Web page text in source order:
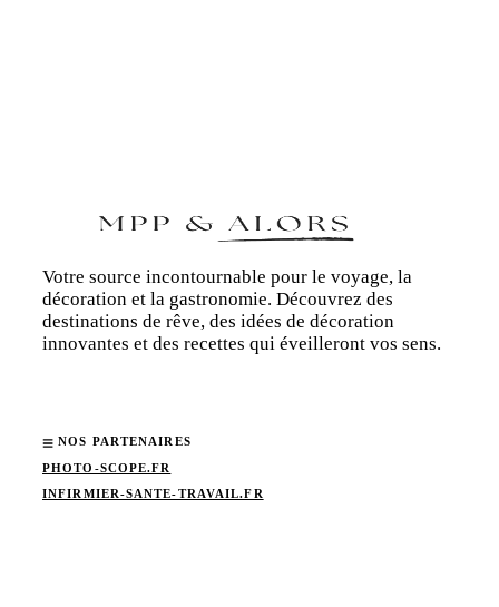
Votre source incontournable pour le voyage, la
décoration et la gastronomie. Découvrez des
destinations de rêve, des idées de décoration
innovantes et des recettes qui éveilleront vos sens.
NOS PARTENAIRES
PHOTO-SCOPE.FR
INFIRMIER-SANTE-TRAVAIL.FR